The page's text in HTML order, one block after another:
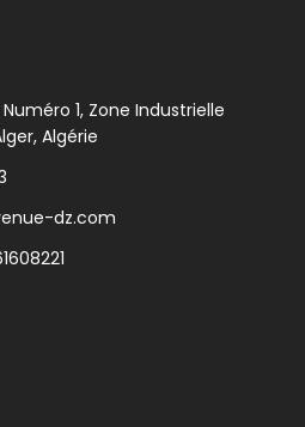
1, Zone Industrielle
Algérie
dz.com